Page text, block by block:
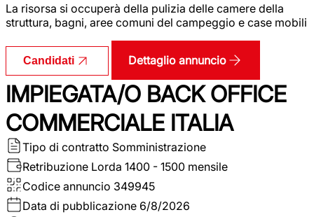
La risorsa si occuperà della pulizia delle camere della
struttura, bagni, aree comuni del campeggio e case mobili
Candidati Dettaglio annuncio
IMPIEGATA/O BACK OFFICE
COMMERCIALE ITALIA
Tipo di contratto Somministrazione
Retribuzione Lorda 1400 - 1500 mensile
Codice annuncio 349945
Data di pubblicazione 6/8/2026